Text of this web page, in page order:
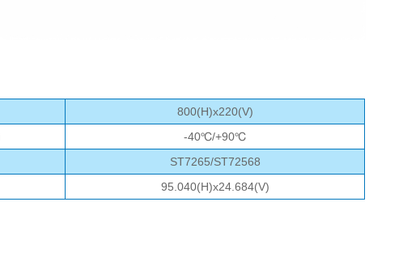
800(H)x220(V)
-40℃/+90℃
ST7265/ST72568
95.040(H)x24.684(V)